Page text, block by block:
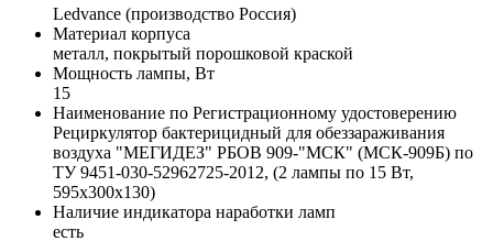
Ledvance (производство Россия)
Материал корпуса
металл, покрытый порошковой краской
Мощность лампы, Вт
15
Наименование по Регистрационному удостоверению
Рециркулятор бактерицидный для обеззараживания
воздуха "МЕГИДЕЗ" РБОВ 909-"МСК" (МСК-909Б) по
ТУ 9451-030-52962725-2012, (2 лампы по 15 Вт,
595х300х130)
Наличие индикатора наработки ламп
есть